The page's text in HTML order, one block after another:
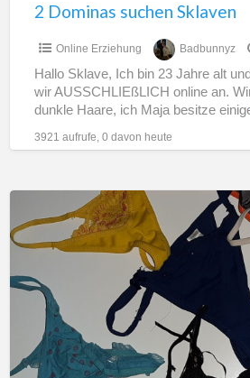
2 Dominas suchen Sklaven
Online Erziehung Badbunnyz
Hallo Sklave, Ich bin 23 Jahre alt
wir AUSSCHLIEßLICH online an.
dunkle Haare, ich Maja besitze
3921 aufrufe, 0 davon heute
Getragene
Slips
–
String
Tangas